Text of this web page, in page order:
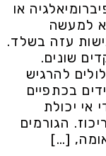
או
למעשה
עזה בשלד.
שונים.
להרגיש
בכתפיים
אי יכולת
הגורמים
[…]